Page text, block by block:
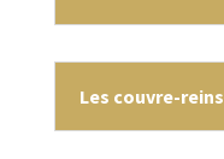
Les couvre-reins